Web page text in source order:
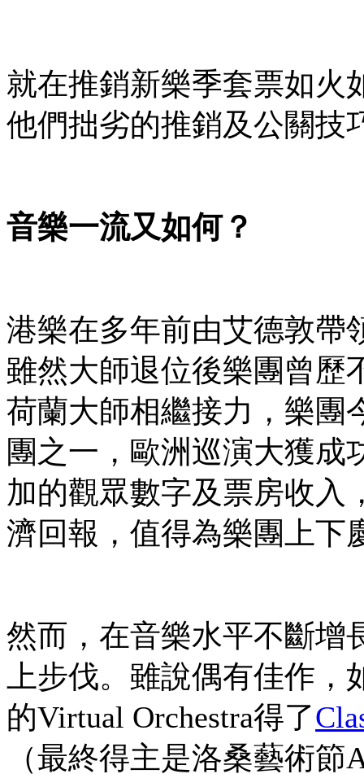
就在推銷新樂季套票如火
他們拙劣的推銷及公關技
音樂一流又如何？
港樂在多年前由艾德敦帶
雖然大師退位後樂團曾歷
荷蘭大師相繼接力，樂團
團之一，歐洲巡演大獲成
加的觀眾數字及票房收入
濟回報，值得為樂團上下
然而，在音樂水平不斷增
上步伐。雖說偶有佳作
的Virtual Orchestra得了
（最終得主是洛桑藝術節